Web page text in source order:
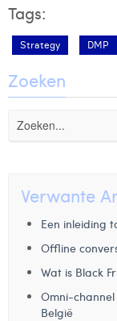
Tags:
Strategy DMP
Zoeken
Verwante
Een inleiding
Offline
Wat is Black
Omni-
België